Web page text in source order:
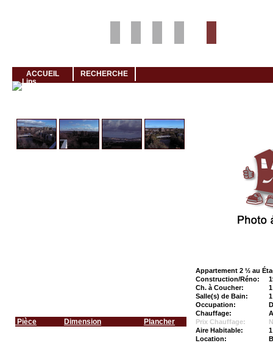
ACCUEIL RECHERCHE
Pièce Dimension Plancher
Appartement 2 ½ au
Construction/Réno:
Ch. à Coucher:
1
Salle(s) de Bain:
1
Occupation:
Chauffage:
Prix Chauffage:
Aire Habitable:
Location: